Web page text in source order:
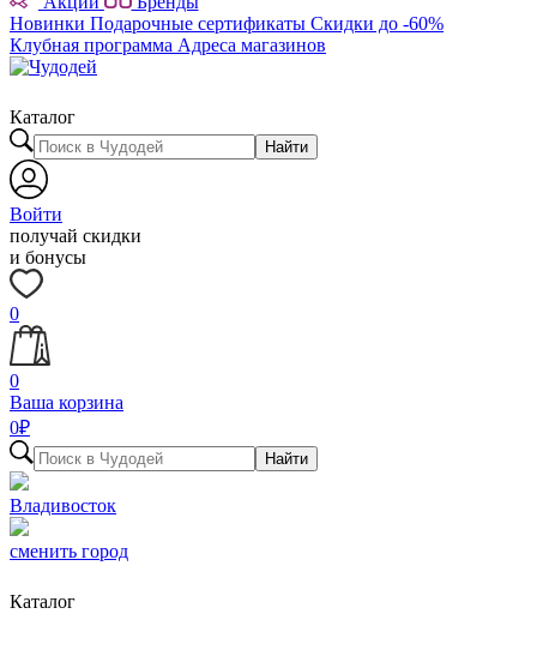
Новинки Подарочные сертификаты Скидки до -60%
Клубная программа Адреса магазинов
Каталог
Найти
Войти
получай скидки
и бонусы
0
0
Ваша корзина
0₽
Найти
Владивосток
сменить город
Каталог